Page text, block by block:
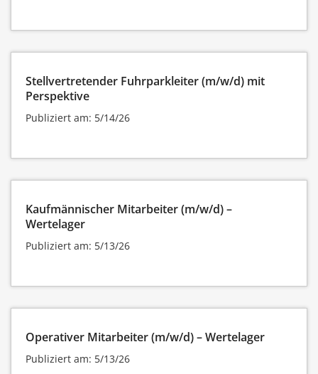
Stellvertretender Fuhrparkleiter (m/w/d) mit
Perspektive
Publiziert am: 5/14/26
Kaufmännischer Mitarbeiter (m/w/d) –
Wertelager
Publiziert am: 5/13/26
Operativer Mitarbeiter (m/w/d) – Wertelager
Publiziert am: 5/13/26